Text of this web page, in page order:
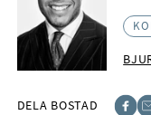
DELA BOSTAD